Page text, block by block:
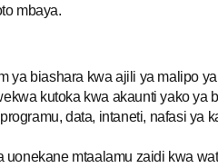
mbaya.
ya biashara kwa ajili ya malipo
kutoka kwa akaunti yako ya
data, intaneti, nafasi ya
uonekane mtaalamu zaidi kwa